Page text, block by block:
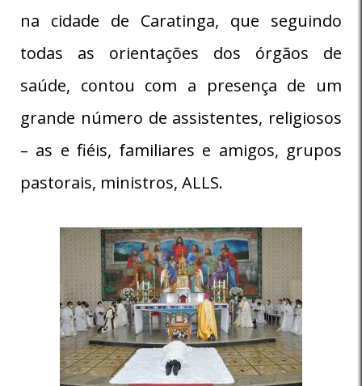
na cidade de Caratinga, que seguindo
todas as orientações dos órgãos de
saúde, contou com a presença de um
grande número de assistentes, religiosos
– as e fiéis, familiares e amigos, grupos
pastorais, ministros, ALLS.